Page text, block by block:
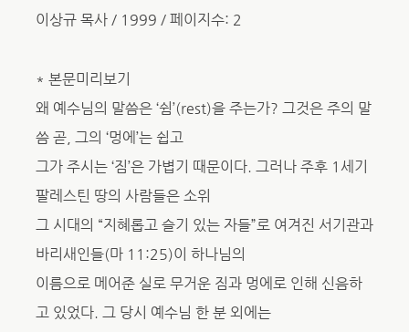
이상규 목사 / 1999 / 페이지수: 2
* 본문미리보기
왜 예수님의 말씀은 ‘쉼’(rest)을 주는가? 그것은 주의 말
씀 곧, 그의 ‘멍에’는 쉽고
그가 주시는 ‘짐’은 가볍기 때문이다. 그러나 주후 1세기
팔레스틴 땅의 사람들은 소위
그 시대의 “지혜롭고 슬기 있는 자들”로 여겨진 서기관과
바리새인들(마 11:25)이 하나님의
이름으로 메어준 실로 무거운 짐과 멍에로 인해 신음하
고 있었다. 그 당시 예수님 한 분 외에는